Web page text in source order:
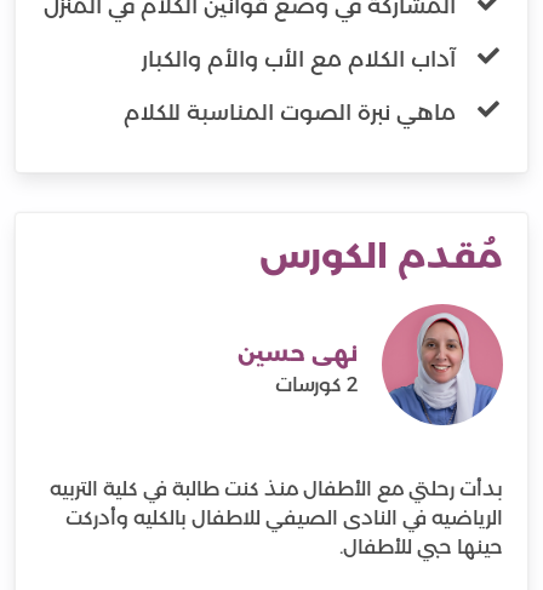
المشاركة في وضع قوانين الكلام في المنزل
آداب الكلام مع الأب والأم والكبار
ماهي نبرة الصوت المناسبة للكلام
مُقدم الكورس
نهى حسين
2 كورسات
بدأت رحلتي مع الأطفال منذ كنت طالبة في كلية التربيه
الرياضيه في النادى الصيفي للاطفال بالكليه وأدركت